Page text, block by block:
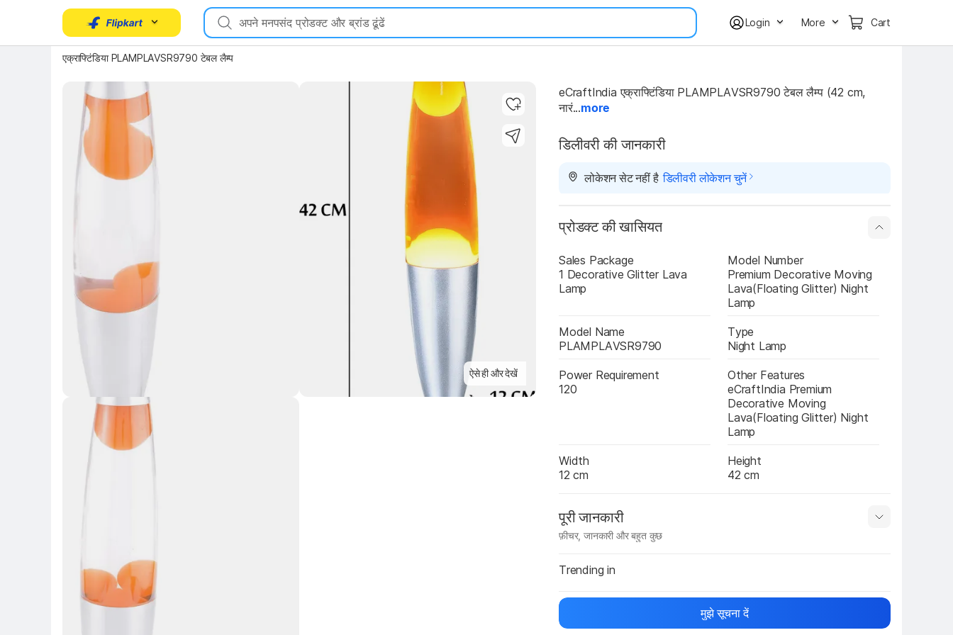
Login More Cart
एक्राफ्टिंडिया PLAMPLAVSR9790 टेबल लैम्प
Key Highlights
ऐसे ही और देखें
eCraftIndia एक्राफ्टिंडिया PLAMPLAVSR9790 टेबल लैम्प (42 cm,
नारं...more
डिलीवरी की जानकारी
लोकेशन सेट नहीं है डिलीवरी लोकेशन चुनें
प्रोडक्ट की खासियत
Sales Package
1 Decorative Glitter Lava
Lamp
Model Number
Premium Decorative Moving
Lava(Floating Glitter) Night
Lamp
Model Name
PLAMPLAVSR9790
Type
Night Lamp
Power Requirement
120
Other Features
eCraftIndia Premium
Decorative Moving
Lava(Floating Glitter) Night
Lamp
Width
12 cm
Height
42 cm
पूरी जानकारी
फ़ीचर, जानकारी और बहुत कुछ
मैन्युफ़ैक्चरर का नाम
Trending in
मुझे सूचना दें